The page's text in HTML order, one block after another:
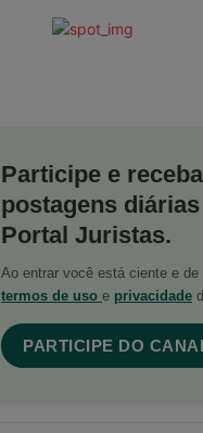
Participe e
postagens
Portal Juristas.
Ao entrar você está ciente e de
termos de uso e privacidade
PARTICIPE DO